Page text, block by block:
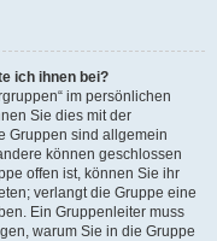
ich ihnen bei?
im persönlichen
Sie dies mit der
Gruppen sind allgemein
können geschlossen
offen ist, können Sie ihr
verlangt die Gruppe eine
Ein Gruppenleiter muss
warum Sie in die Gruppe